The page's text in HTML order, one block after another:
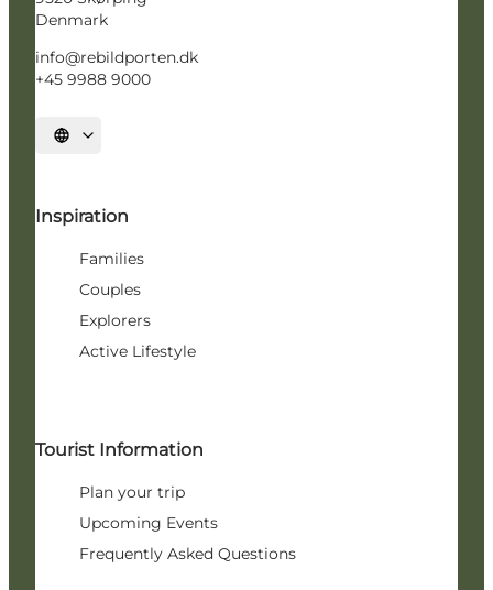
Denmark
info@rebildporten.dk
+45 9988 9000
Select language
Inspiration
Families
Couples
Explorers
Active Lifestyle
Tourist Information
Plan your trip
Upcoming Events
Frequently Asked Questions